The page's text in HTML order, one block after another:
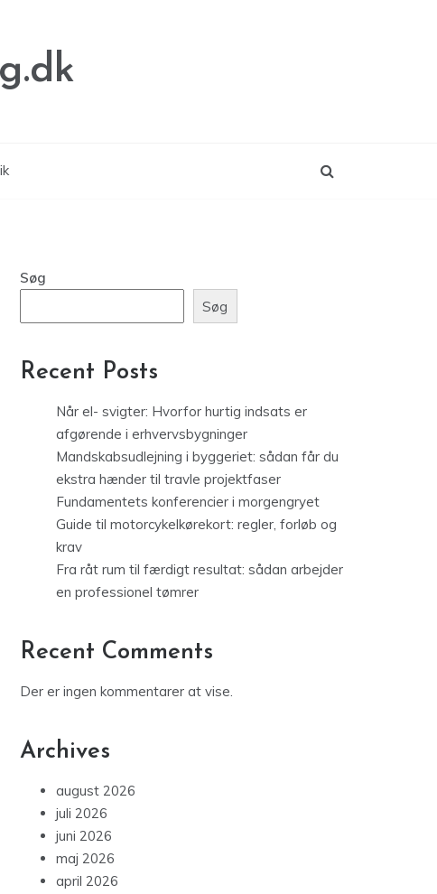
Søg
Søg
Recent Posts
Når el- svigter: Hvorfor hurtig indsats er
afgørende i erhvervsbygninger
Mandskabsudlejning i byggeriet: sådan får du
ekstra hænder til travle projektfaser
Fundamentets konferencier i morgengryet
Guide til motorcykelkørekort: regler, forløb og
krav
Fra råt rum til færdigt resultat: sådan arbejder
en professionel tømrer
Recent Comments
Der er ingen kommentarer at vise.
Archives
august 2026
juli 2026
juni 2026
maj 2026
april 2026